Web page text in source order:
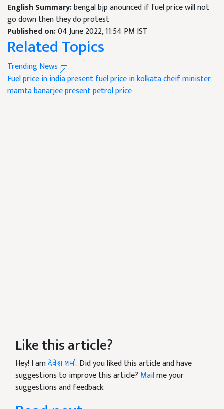
English Summary:bengal bjp anounced if fuel price will not
go down then they do protest
Published on:04 June 2022, 11:54 PM IST
Related Topics
Trending News
Fuel price in indiapresent fuel price in kolkatacheif minister
mamta banarjeepresent petrol price
Like this article?
Hey! I amदेवेश शर्मा. Did you liked this article and have
suggestions to improve this article? Mailme your
suggestions and feedback.